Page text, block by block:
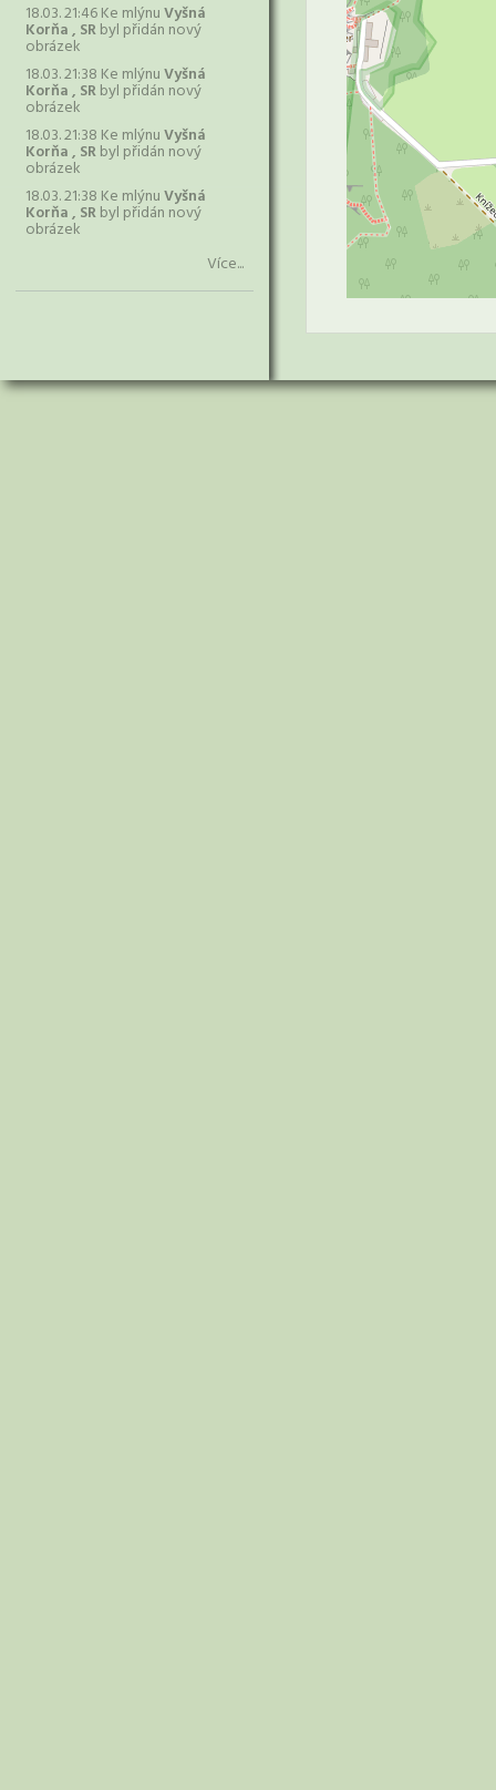
18.03. 21:46 Ke mlýnuVyšná
Korňa , SRbyl přidán nový
obrázek
18.03. 21:38 Ke mlýnuVyšná
Korňa , SRbyl přidán nový
obrázek
18.03. 21:38 Ke mlýnuVyšná
Korňa , SRbyl přidán nový
obrázek
18.03. 21:38 Ke mlýnuVyšná
Korňa , SRbyl přidán nový
obrázek
Více...